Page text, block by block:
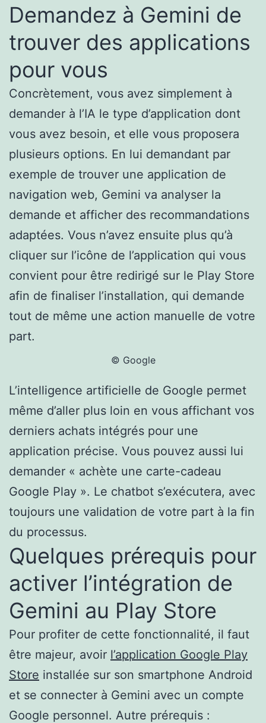
Demandez à Gemini de
trouver des applications
pour vous
Concrètement, vous avez simplement à
demander à l’IA le type d’application dont
vous avez besoin, et elle vous proposera
plusieurs options. En lui demandant par
exemple de trouver une application de
navigation web, Gemini va analyser la
demande et afficher des recommandations
adaptées. Vous n’avez ensuite plus qu’à
cliquer sur l’icône de l’application qui vous
convient pour être redirigé sur le Play Store
afin de finaliser l’installation, qui demande
tout de même une action manuelle de votre
part.
© Google
L’intelligence artificielle de Google permet
même d’aller plus loin en vous affichant vos
derniers achats intégrés pour une
application précise. Vous pouvez aussi lui
demander « achète une carte-cadeau
Google Play ». Le chatbot s’exécutera, avec
toujours une validation de votre part à la fin
du processus.
Quelques prérequis pour
activer l’intégration de
Gemini au Play Store
Pour profiter de cette fonctionnalité, il faut
être majeur, avoir l’application Google Play
Store installée sur son smartphone Android
et se connecter à Gemini avec un compte
Google personnel. Autre prérequis :